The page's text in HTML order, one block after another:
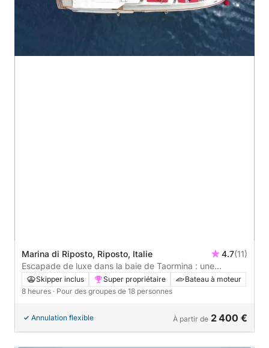
Marina di Riposto, Riposto, Italie 4.7(11)
Escapade de luxe dans la baie de Taormina : une
croisière d'une journée sous le signe du soleil, de la mer
et des saveurs siciliennes
Skipper inclus Super propriétaire
Bateau à moteur
8 heures · Pour des groupes de 18 personnes
Annulation flexible À partir de 2 400 €